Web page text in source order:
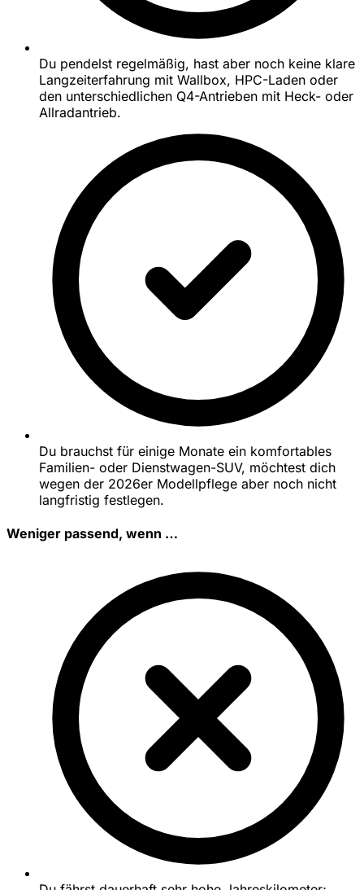
Du pendelst regelmäßig, hast aber noch keine klare
Langzeiterfahrung mit Wallbox, HPC-Laden oder
den unterschiedlichen Q4-Antrieben mit Heck- oder
Allradantrieb.
Du brauchst für einige Monate ein komfortables
Familien- oder Dienstwagen-SUV, möchtest dich
wegen der 2026er Modellpflege aber noch nicht
langfristig festlegen.
Weniger passend, wenn …